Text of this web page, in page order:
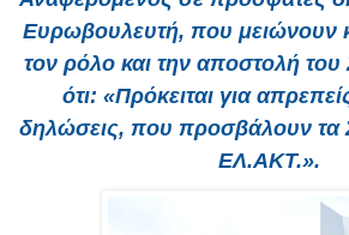
Ευρωβουλευτή, που μειώνουν
τον ρόλο και την αποστολή του
ότι: «Πρόκειται για
δηλώσεις, που προσβάλουν τα
ΕΛ.ΑΚΤ.».